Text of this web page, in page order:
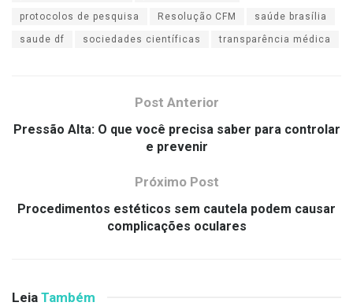
protocolos de pesquisa Resolução CFM saúde brasília
saude df sociedades científicas transparência médica
Post Anterior
Pressão Alta: O que você precisa saber para controlar
e prevenir
Próximo Post
Procedimentos estéticos sem cautela podem causar
complicações oculares
Leia Também